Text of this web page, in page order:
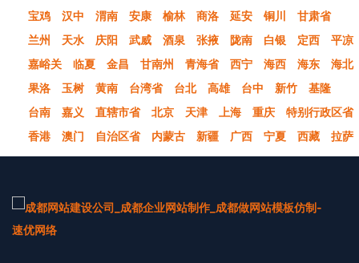
宝鸡
汉中 渭南 安康 榆林 商洛 延安 铜川
甘肃省
兰州
天水 庆阳 武威 酒泉 张掖 陇南 白银 定西
平凉
嘉峪关
临夏 金昌 甘南州 青海省 西宁 海西 海东
海北
果洛
玉树 黄南 台湾省 台北 高雄 台中 新竹
基隆
台南
嘉义 直辖市省 北京 天津 上海 重庆
特别行政区省
香港
澳门 自治区省 内蒙古 新疆 广西 宁夏 西藏 拉萨